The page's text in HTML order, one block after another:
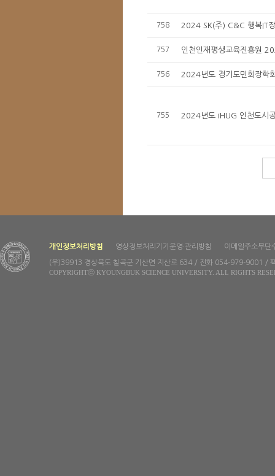
758 2024 SK(주) C&C 행복IT
757 인천인재평생교육진흥원
756 2024년도 경기도민회장학
755 2024년도 iHUG 인천도시
개인정보처리방침 영상정보처리기기운영·관리방침 이메일주소무단
(우)39913 경상북도 칠곡군 기산면 지산로 634 / 전화 054-979-9001 /
COPYRIGHTⓒ KYOUNGBUK SCIENCE UNIVERSITY. ALL RIGHTS